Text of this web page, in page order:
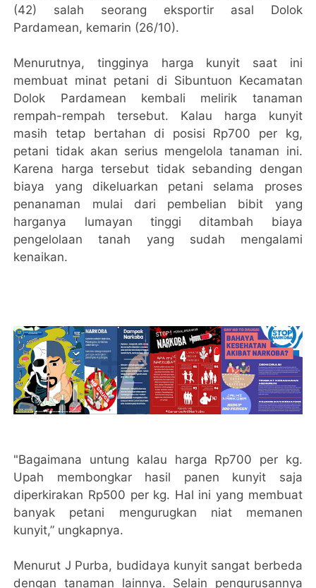
(42) salah seorang eksportir asal Dolok
Pardamean, kemarin (26/10).
Menurutnya, tingginya harga kunyit saat ini
membuat minat petani di Sibuntuon Kecamatan
Dolok Pardamean kembali melirik tanaman
rempah-rempah tersebut. Kalau harga kunyit
masih tetap bertahan di posisi Rp700 per kg,
petani tidak akan serius mengelola tanaman ini.
Karena harga tersebut tidak sebanding dengan
biaya yang dikeluarkan petani selama proses
penanaman mulai dari pembelian bibit yang
harganya lumayan tinggi ditambah biaya
pengelolaan tanah yang sudah mengalami
kenaikan.
"Bagaimana untung kalau harga Rp700 per kg.
Upah membongkar hasil panen kunyit saja
diperkirakan Rp500 per kg. Hal ini yang membuat
banyak petani mengurugkan niat memanen
kunyit,” ungkapnya.
Menurut J Purba, budidaya kunyit sangat berbeda
dengan tanaman lainnya. Selain pengurusannya